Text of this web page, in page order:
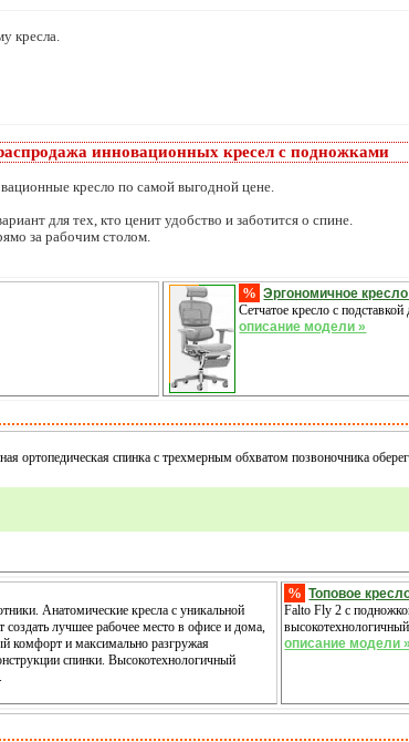
кресла.
инновационных кресел с подножками
кресло по самой выгодной цене.
для тех, кто ценит удобство и заботится о спине.
за рабочим столом.
% Эргономичное
Сетчатое кресло с
описание модели »
ортопедическая спинка с трехмерным обхватом позвоночника
Анатомические кресла с уникальной
лучшее рабочее место в офисе и дома,
комфорт и максимально разгружая
спинки. Высокотехнологичный
% Топовое
Falto Fly 2 с
описание модели »